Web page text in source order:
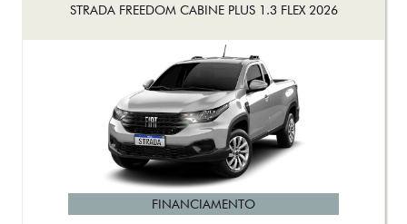
STRADA FREEDOM CABINE PLUS 1.3 FLEX 2026
FINANCIAMENTO